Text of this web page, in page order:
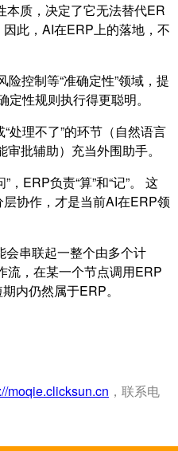
质，决定了它无法替代ER
此，AI在ERP上的落地，不
控制等“准确定性”领域，提
性规则执行得更聪明。
处理不了”的环节（自然语言
批辅助）充当外围助手。
，ERP负责“算”和“记”。 这
层协作，才是当前AI在ERP领
会串联起一整个由多个计
流，在某一个节点调用ERP
内仍然属于ERP。
moqie.clicksun.cn ，联系电